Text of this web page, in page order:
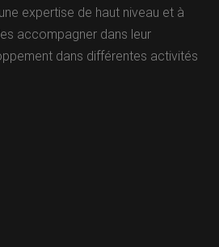
expertise de haut niveau et à
accompagner dans leur
dans différentes activités